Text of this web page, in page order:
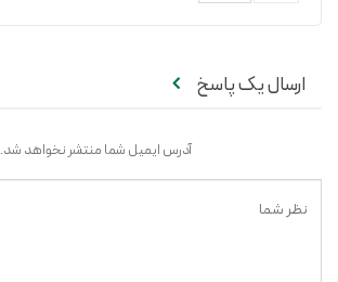
ارسال یک پاسخ
آدرس ایمیل شما منتشر نخواهد شد.